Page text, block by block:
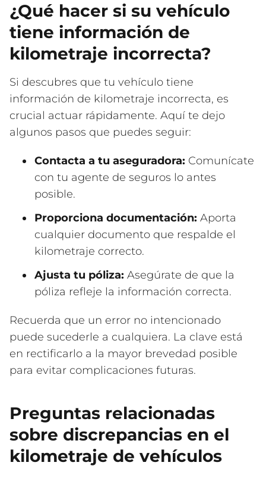
¿Qué hacer si su vehículo
tiene información de
kilometraje incorrecta?
Si descubres que tu vehículo tiene
información de kilometraje incorrecta, es
crucial actuar rápidamente. Aquí te dejo
algunos pasos que puedes seguir:
Contacta a tu aseguradora: Comunícate
con tu agente de seguros lo antes
posible.
Proporciona documentación: Aporta
cualquier documento que respalde el
kilometraje correcto.
Ajusta tu póliza: Asegúrate de que la
póliza refleje la información correcta.
Recuerda que un error no intencionado
puede sucederle a cualquiera. La clave está
en rectificarlo a la mayor brevedad posible
para evitar complicaciones futuras.
Preguntas relacionadas
sobre discrepancias en el
kilometraje de vehículos